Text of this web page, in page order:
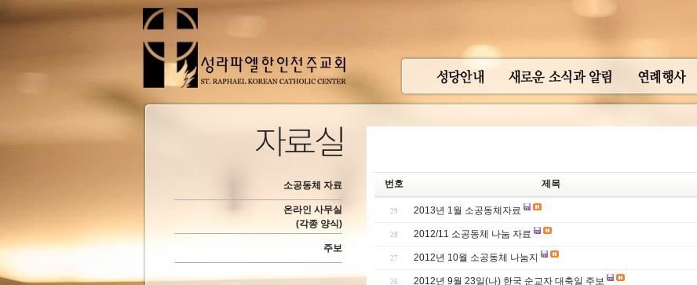
소공동체 자료
온라인 사무실
(각종 양식)
주보
번호 제목
29 2013년 1월 소공동체자료
28 2012/11 소공동체 나눔 자료
27 2012년 10월 소공동체 나눔지
26 2012년 9월 23일(나) 한국 순교자 대축일 주보